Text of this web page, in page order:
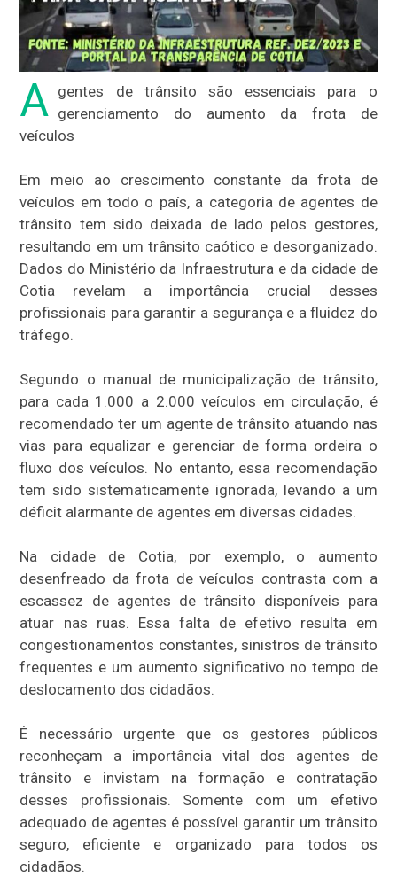
A gentes de trânsito são essenciais para o
gerenciamento do aumento da frota de
veículos
Em meio ao crescimento constante da frota de
veículos em todo o país, a categoria de agentes de
trânsito tem sido deixada de lado pelos gestores,
resultando em um trânsito caótico e desorganizado.
Dados do Ministério da Infraestrutura e da cidade de
Cotia revelam a importância crucial desses
profissionais para garantir a segurança e a fluidez do
tráfego.
Segundo o manual de municipalização de trânsito,
para cada 1.000 a 2.000 veículos em circulação, é
recomendado ter um agente de trânsito atuando nas
vias para equalizar e gerenciar de forma ordeira o
fluxo dos veículos. No entanto, essa recomendação
tem sido sistematicamente ignorada, levando a um
déficit alarmante de agentes em diversas cidades.
Na cidade de Cotia, por exemplo, o aumento
desenfreado da frota de veículos contrasta com a
escassez de agentes de trânsito disponíveis para
atuar nas ruas. Essa falta de efetivo resulta em
congestionamentos constantes, sinistros de trânsito
frequentes e um aumento significativo no tempo de
deslocamento dos cidadãos.
É necessário urgente que os gestores públicos
reconheçam a importância vital dos agentes de
trânsito e invistam na formação e contratação
desses profissionais. Somente com um efetivo
adequado de agentes é possível garantir um trânsito
seguro, eficiente e organizado para todos os
cidadãos.